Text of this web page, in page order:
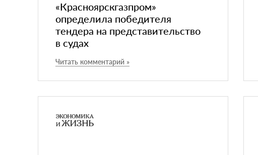
«Красноярскгазпром»
определила победителя
тендера на представительство
в судах
Читать комментарий »